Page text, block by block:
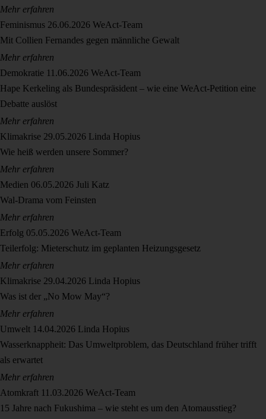
Mehr erfahren
Feminismus 26.06.2026 WeAct-Team
Mit Collien Fernandes gegen männliche Gewalt
Mehr erfahren
Demokratie 11.06.2026 WeAct-Team
Hape Kerkeling als Bundespräsident – wie eine WeAct-Petition eine
Debatte auslöst
Mehr erfahren
Klimakrise 29.05.2026 Linda Hopius
Wie heiß werden unsere Sommer?
Mehr erfahren
Medien 06.05.2026 Juli Katz
Wal-Drama vom Feinsten
Mehr erfahren
Erfolg 05.05.2026 WeAct-Team
Teilerfolg: Mieterschutz im geplanten Heizungsgesetz
Mehr erfahren
Klimakrise 29.04.2026 Linda Hopius
Was ist der „No Mow May“?
Mehr erfahren
Umwelt 14.04.2026 Linda Hopius
Wasserknappheit: Das Umweltproblem, das Deutschland früher trifft
als erwartet
Mehr erfahren
Atomkraft 11.03.2026 WeAct-Team
15 Jahre nach Fukushima – wie steht es um den Atomausstieg?